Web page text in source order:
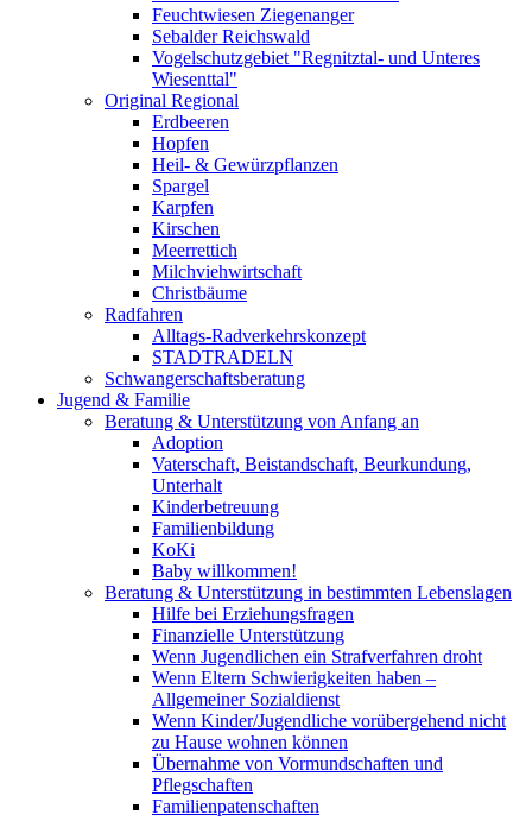
Feuchtwiesen Ziegenanger
Sebalder Reichswald
Vogelschutzgebiet "Regnitztal- und Unteres
Wiesenttal"
Original Regional
Erdbeeren
Hopfen
Heil- & Gewürzpflanzen
Spargel
Karpfen
Kirschen
Meerrettich
Milchviehwirtschaft
Christbäume
Radfahren
Alltags-Radverkehrskonzept
STADTRADELN
Schwangerschaftsberatung
Jugend & Familie
Beratung & Unterstützung von Anfang an
Adoption
Vaterschaft, Beistandschaft, Beurkundung,
Unterhalt
Kinderbetreuung
Familienbildung
KoKi
Baby willkommen!
Beratung & Unterstützung in bestimmten Lebenslagen
Hilfe bei Erziehungsfragen
Finanzielle Unterstützung
Wenn Jugendlichen ein Strafverfahren droht
Wenn Eltern Schwierigkeiten haben –
Allgemeiner Sozialdienst
Wenn Kinder/Jugendliche vorübergehend nicht
zu Hause wohnen können
Übernahme von Vormundschaften und
Pflegschaften
Familienpatenschaften